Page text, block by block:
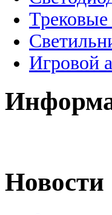
Трековые
Игровой
Новости